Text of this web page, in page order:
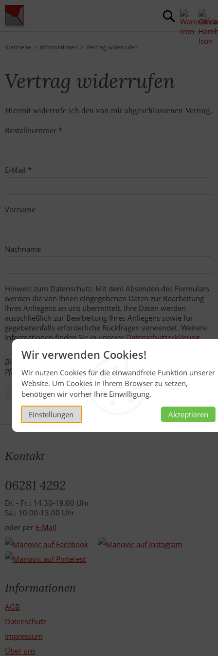
Wir verwenden Cookies!
Wir nutzen Cookies für die einwandfreie Funktion unserer
Website. Um Cookies in Ihrem Browser zu setzen,
benötigen wir vorher Ihre Einwilligung.
Einstellungen Akzeptieren
Startseite Informationen Vertrag widerrufen
Vertrag widerrufen
Hiermit widerrufe ich den von mir abgeschlossenen Vertrag.
Bestellnummer *
E-Mail *
Vorname
Nachname
Hinweis zum Datenschutz: Mit dem Absenden des Formulars
werden die von Ihnen eingegebenen Daten zur Bearbeitung
Ihres Anliegens an uns übermittelt. Ihre Daten werden
ausschließlich zur Bearbeitung Ihres Anliegens sowie für
gegebenenfalls erforderliche Rückfragen verwendet. Weitere
Informationen finden Sie in unsererDatenschutzerklärung.
Bitte beachten Sie, dass mit einem * gekennzeichnete Felder
Pflichtfelder sind.
Kontakt
06281 4292
Di. - Fr.: 14.30-18.00 Uhr
Sa.: 10.00-13.00 Uhr
oder per E-Mail
Informationen
AGB
Datenschutz
Impressum
Über uns